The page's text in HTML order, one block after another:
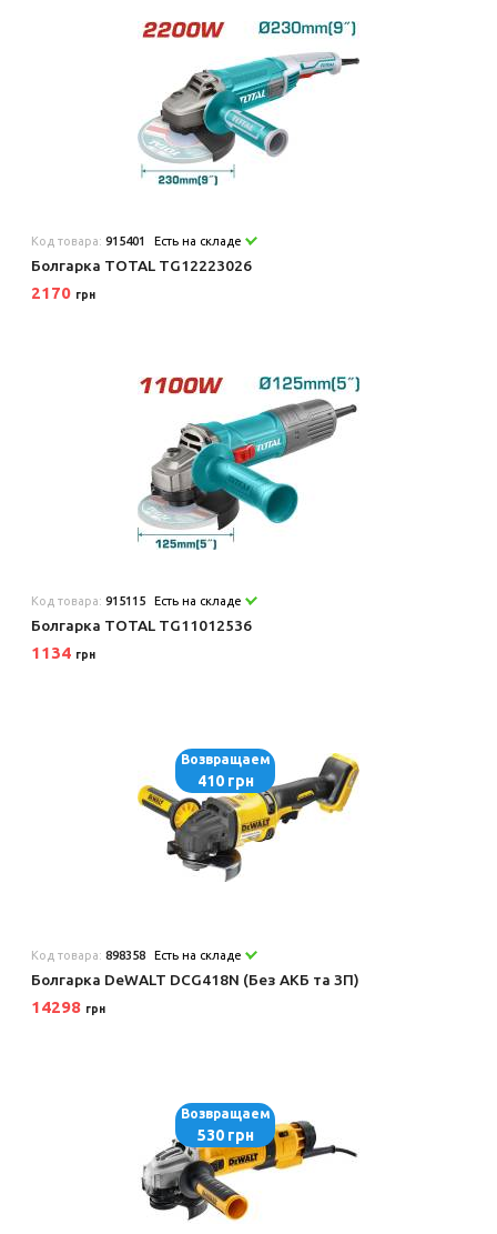
Код товара:915401 Есть на складе
Болгарка TOTAL TG12223026
2170 грн
Код товара:915115 Есть на складе
Болгарка TOTAL TG11012536
1134 грн
Возвращаем
410 грн
Код товара:898358 Есть на складе
Болгарка DeWALT DCG418N (Без АКБ та ЗП)
14298 грн
Возвращаем
530 грн